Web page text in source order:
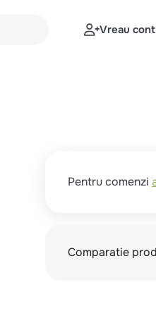
Vreau
Pentru comenzi
Comparatie